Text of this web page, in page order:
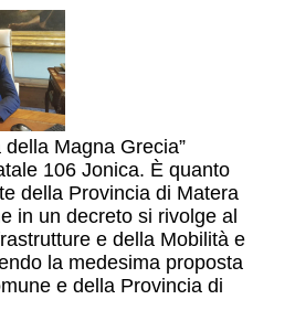
della Magna Grecia”
106 Jonica. È quanto
della Provincia di Matera
in un decreto si rivolge al
e della Mobilità e
la medesima proposta
e della Provincia di